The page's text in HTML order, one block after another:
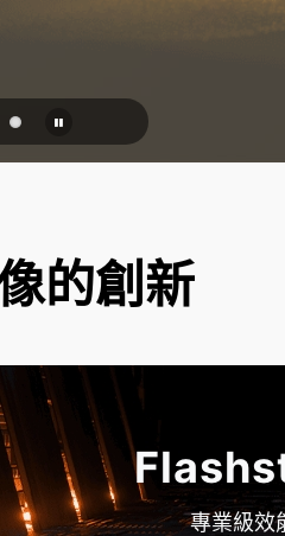
的創新
專業級效